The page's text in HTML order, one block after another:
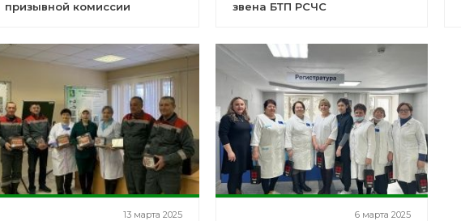
призывной комиссии звена БТП РСЧС
13 марта 2025 6 марта 2025